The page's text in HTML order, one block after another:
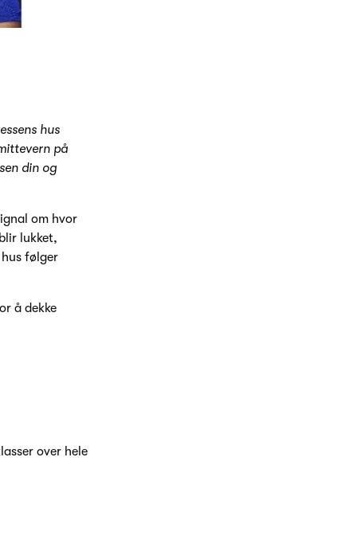
hus
på
din og
om hvor
lukket,
følger
å dekke
over hele